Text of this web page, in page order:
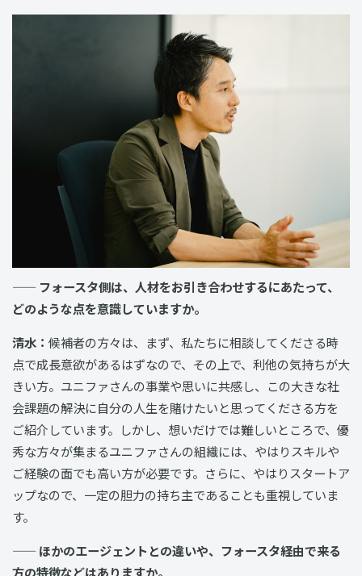
—— フォースタ側は、人材をお引き合わせするにあたって、
どのような点を意識していますか。
清水： 候補者の方々は、まず、私たちに相談してくださる時
点で成長意欲があるはずなので、その上で、利他の気持ちが大
きい方。ユニファさんの事業や思いに共感し、この大きな社
会課題の解決に自分の人生を賭けたいと思ってくださる方を
ご紹介しています。しかし、想いだけでは難しいところで、優
秀な方々が集まるユニファさんの組織には、やはりスキルや
ご経験の面でも高い方が必要です。さらに、やはりスタートア
ップなので、一定の胆力の持ち主であることも重視していま
す。
—— ほかのエージェントとの違いや、フォースタ経由で来る
方の特徴などはありますか。